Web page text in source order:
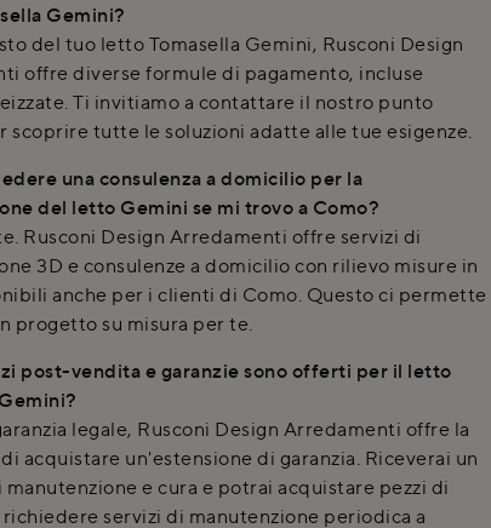
Gemini?
del tuo letto Tomasella Gemini, Rusconi Design
offre diverse formule di pagamento, incluse
Ti invitiamo a contattare il nostro punto
scoprire tutte le soluzioni adatte alle tue esigenze.
una consulenza a domicilio per la
del letto Gemini se mi trovo a Como?
Rusconi Design Arredamenti offre servizi di
3D e consulenze a domicilio con rilievo misure in
anche per i clienti di Como. Questo ci permette
progetto su misura per te.
post-vendita e garanzie sono offerti per il letto
legale, Rusconi Design Arredamenti offre la
acquistare un'estensione di garanzia. Riceverai un
manutenzione e cura e potrai acquistare pezzi di
servizi di manutenzione periodica a